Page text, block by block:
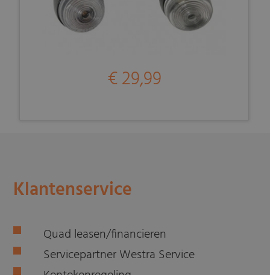
€ 29,99
Klantenservice
Quad leasen/financieren
Servicepartner Westra Service